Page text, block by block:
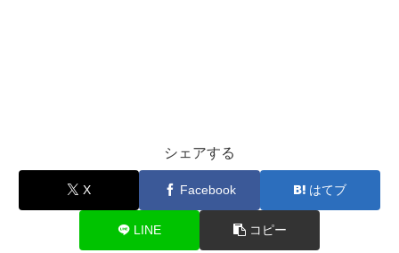
シェアする
X Facebook はてブ
LINE コピー